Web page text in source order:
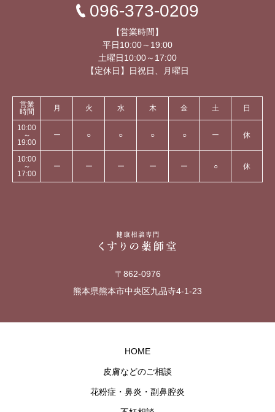
096-373-0209
【営業時間】
平日10:00～19:00
土曜日10:00～17:00
【定休日】日祝日、月曜日
営業
時間
月 火 水 木 金 土 日
10:00
～
19:00
ー ○ ○ ○ ○ ー 休
10:00
～
17:00
ー ー ー ー ー ○ 休
〒862-0976
熊本県熊本市中央区九品寺4-1-23
HOME
皮膚などのご相談
花粉症・鼻炎・副鼻腔炎